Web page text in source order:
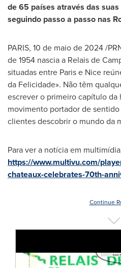
de 65 países através das
seguindo passo a passo nas
PARIS, 10 de maio de 2024/
de 1954 nascia a Relais de
situadas entre Parise Nice
da Felicidade». Não têm
escrever o primeiro capítulo da
movimento portador de
clientes descobrir o mundo da
Para ver a notícia em
https://www.multivu.com/
chateaux-celebrates-70th-
Continue